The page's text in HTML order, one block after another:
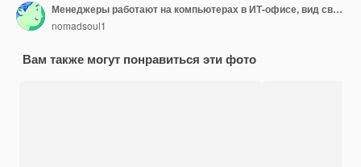
Менеджеры работают на компьютерах в ИТ-офисе, вид сверху
nomadsoul1
Вам также могут понравиться эти фото